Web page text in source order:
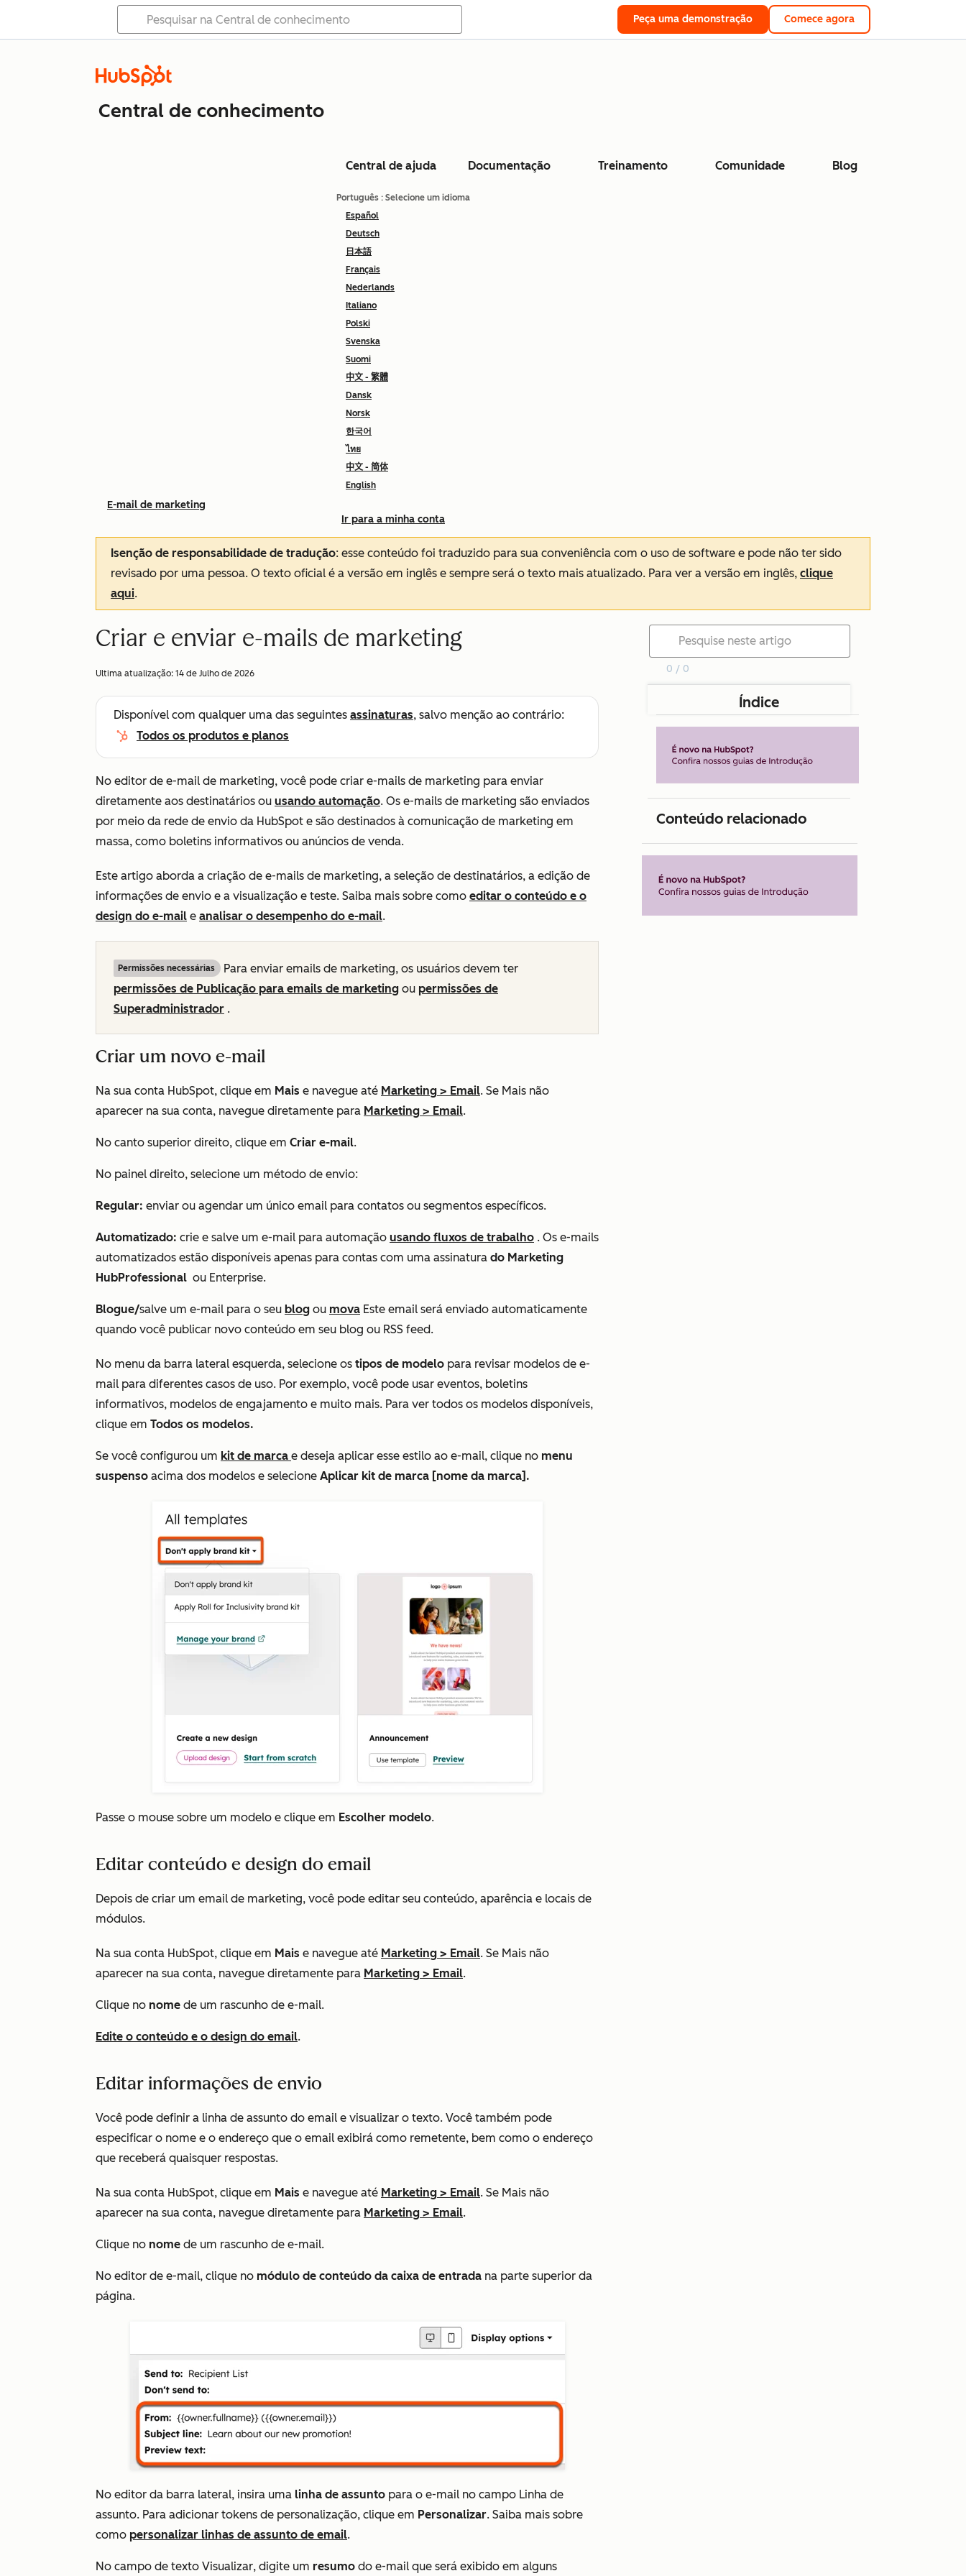
Peça uma demonstração Comece agora
Central de conhecimento
Central de ajuda Documentação Treinamento Comunidade Blog
Português : Selecione um idioma
Español
Deutsch
日本語
Français
Nederlands
Italiano
Polski
Svenska
Suomi
中文 - 繁體
Dansk
Norsk
한국어
ไทย
中文 - 简体
English
Ir para a minha conta
E-mail de marketing
Isenção de responsabilidade de tradução: esse conteúdo foi traduzido para sua conveniência com o uso de software e pode não ter sido
revisado por uma pessoa. O texto oficial é a versão em inglês e sempre será o texto mais atualizado. Para ver a versão em inglês, clique
aqui.
Criar e enviar e-mails de marketing
Ultima atualização: 14 de Julho de 2026
Disponível com qualquer uma das seguintes assinaturas, salvo menção ao contrário:
Todos os produtos e planos
No editor de e-mail de marketing, você pode criar e-mails de marketing para enviar
diretamente aos destinatários ou usando automação. Os e-mails de marketing são enviados
por meio da rede de envio da HubSpot e são destinados à comunicação de marketing em
massa, como boletins informativos ou anúncios de venda.
Este artigo aborda a criação de e-mails de marketing, a seleção de destinatários, a edição de
informações de envio e a visualização e teste. Saiba mais sobre como editar o conteúdo e o
design do e-mail e analisar o desempenho do e-mail.
Permissões necessárias
Para enviar emails de marketing, os usuários devem ter
permissões de Publicação para emails de marketing ou permissões de
Superadministrador .
Criar um novo e-mail
Na sua conta HubSpot, clique em Mais e navegue até Marketing > Email. Se Mais não
aparecer na sua conta, navegue diretamente para Marketing > Email.
No canto superior direito, clique em Criar e-mail.
No painel direito, selecione um método de envio:
Regular: enviar ou agendar um único email para contatos ou segmentos específicos.
Automatizado: crie e salve um e-mail para automação usando fluxos de trabalho . Os e-mails
automatizados estão disponíveis apenas para contas com uma assinatura do Marketing
HubProfessional ou Enterprise.
Blogue/salve um e-mail para o seu blog ou mova Este email será enviado automaticamente
quando você publicar novo conteúdo em seu blog ou RSS feed.
No menu da barra lateral esquerda, selecione os tipos de modelo para revisar modelos de e-
mail para diferentes casos de uso. Por exemplo, você pode usar eventos, boletins
informativos, modelos de engajamento e muito mais. Para ver todos os modelos disponíveis,
clique em Todos os modelos.
Se você configurou um kit de marca e deseja aplicar esse estilo ao e-mail, clique no menu
suspenso acima dos modelos e selecione Aplicar kit de marca [nome da marca].
Passe o mouse sobre um modelo e clique em Escolher modelo.
Editar conteúdo e design do email
Depois de criar um email de marketing, você pode editar seu conteúdo, aparência e locais de
módulos.
Na sua conta HubSpot, clique em Mais e navegue até Marketing > Email. Se Mais não
aparecer na sua conta, navegue diretamente para Marketing > Email.
Clique no nome de um rascunho de e-mail.
Edite o conteúdo e o design do email.
Editar informações de envio
Você pode definir a linha de assunto do email e visualizar o texto. Você também pode
especificar o nome e o endereço que o email exibirá como remetente, bem como o endereço
que receberá quaisquer respostas.
Na sua conta HubSpot, clique em Mais e navegue até Marketing > Email. Se Mais não
aparecer na sua conta, navegue diretamente para Marketing > Email.
Clique no nome de um rascunho de e-mail.
No editor de e-mail, clique no módulo de conteúdo da caixa de entrada na parte superior da
página.
No editor da barra lateral, insira uma linha de assunto para o e-mail no campo Linha de
assunto. Para adicionar tokens de personalização, clique em Personalizar. Saiba mais sobre
como personalizar linhas de assunto de email.
No campo de texto Visualizar, digite um resumo do e-mail que será exibido em alguns
0 / 0
Índice
Conteúdo relacionado